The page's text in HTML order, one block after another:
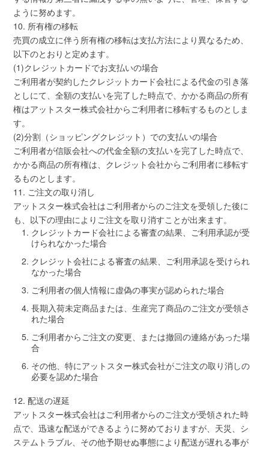
ように努めます。
10. 所有権の移転
売買の成立に伴う所有権の移転は支払方法により異なるため、
以下のとおりと定めます。
(1)クレジットカードでお支払いの場合
ご利用者が契約したクレジットカード会社による代金の引き落
としにて、全額の支払いを完了した時点で、かかる商品の所有
権はアットスター株式会社からご利用者に移転するものとしま
す。
(2)分割（ショッピングクレジット）での支払いの場合
ご利用者が信販会社への代金全額の支払いを完了した時点で、
かかる商品の所有権は、クレジット会社からご利用者に移転す
るものとします。
11. ご注文の取り消し
アットスター株式会社はご利用者からのご注文を受領した後に
も、以下の理由によりご注文を取り消すことが出来ます。
クレジットカード会社による審査の結果、ご利用承認が受
けられなかった場合
クレジット会社による審査の結果、ご利用承認を受けられ
なかった場合
ご利用者の個人情報に虚偽の事実が認められた場合
長期入荷未定商品または、生産完了商品のご注文が受領さ
れた場合
ご利用者からご注文の変更、または撤回の連絡があった場
合
その他、特にアットスター株式会社がご注文の取り消しの
必要を認めた場合
12. 配送の遅延
アットスター株式会社はご利用者からのご注文が受領された時
点で、迅速な配送ができるように努めておりますが、天災、シ
ステムトラブル、その他予期せぬ事態により配送が遅れる事が